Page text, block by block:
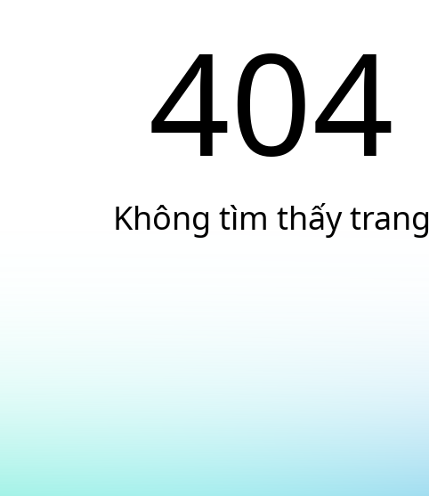
404
Không tìm thấy trang